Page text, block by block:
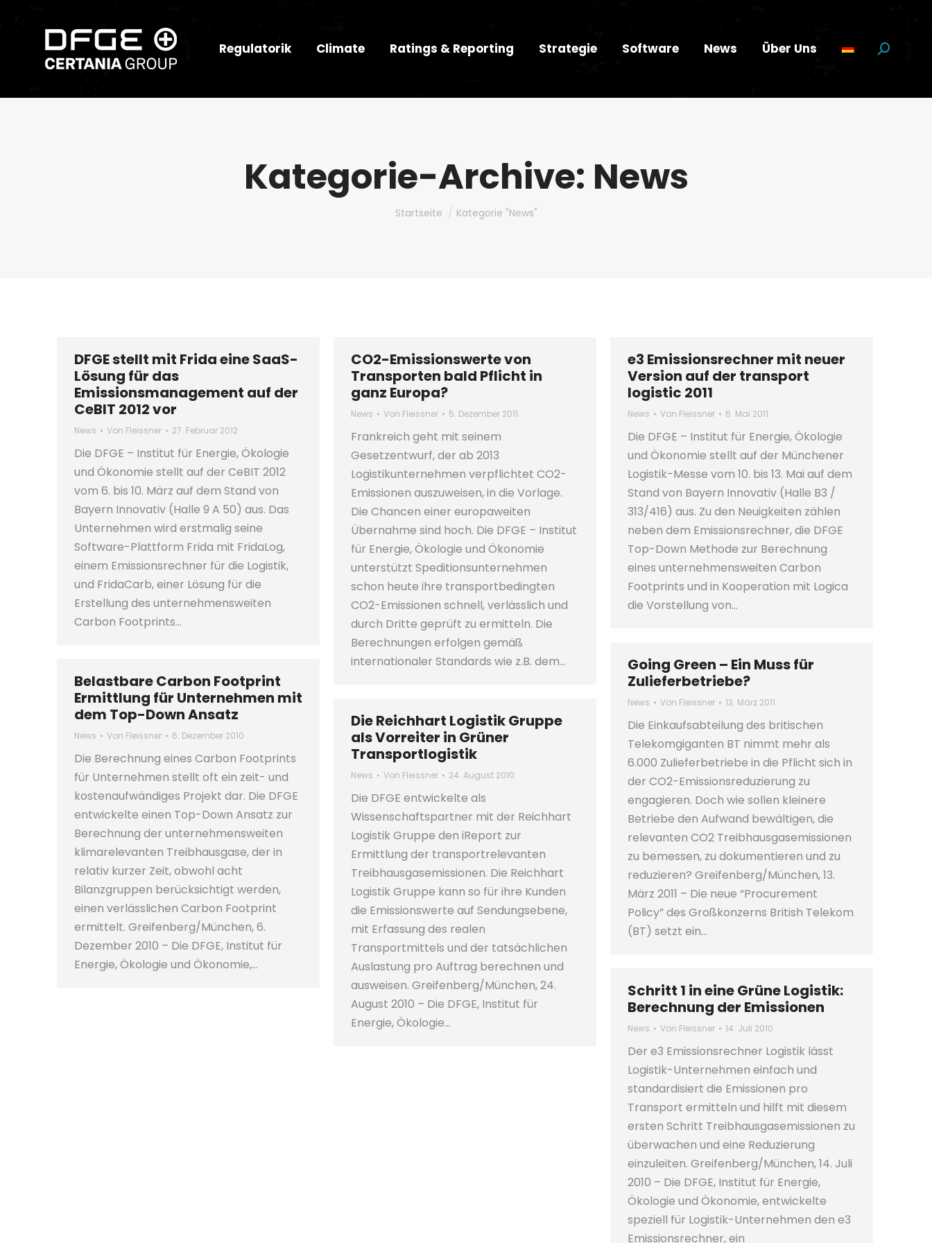
Regulatorik Climate Ratings & Reporting Strategie Software News Über Uns Suchen:
Kategorie-Archive: News
Du bist hier:
Startseite Kategorie "News"
DFGE stellt mit Frida eine SaaS-
Lösung für das
Emissionsmanagement auf der
CeBIT 2012 vor
News Von Fleissner 27. Februar 2012
Die DFGE – Institut für Energie, Ökologie
und Ökonomie stellt auf der CeBIT 2012
vom 6. bis 10. März auf dem Stand von
Bayern Innovativ (Halle 9 A 50) aus. Das
Unternehmen wird erstmalig seine
Software-Plattform Frida mit FridaLog,
einem Emissionsrechner für die Logistik,
und FridaCarb, einer Lösung für die
Erstellung des unternehmensweiten
Carbon Footprints…
CO2-Emissionswerte von
Transporten bald Pflicht in
ganz Europa?
News Von Fleissner 5. Dezember 2011
Frankreich geht mit seinem
Gesetzentwurf, der ab 2013
Logistikunternehmen verpflichtet CO2-
Emissionen auszuweisen, in die Vorlage.
Die Chancen einer europaweiten
Übernahme sind hoch. Die DFGE – Institut
für Energie, Ökologie und Ökonomie
unterstützt Speditionsunternehmen
schon heute ihre transportbedingten
CO2-Emissionen schnell, verlässlich und
durch Dritte geprüft zu ermitteln. Die
Berechnungen erfolgen gemäß
internationaler Standards wie z.B. dem…
e3 Emissionsrechner mit neuer
Version auf der transport
logistic 2011
News Von Fleissner 6. Mai 2011
Die DFGE – Institut für Energie, Ökologie
und Ökonomie stellt auf der Münchener
Logistik-Messe vom 10. bis 13. Mai auf dem
Stand von Bayern Innovativ (Halle B3 /
313/416) aus. Zu den Neuigkeiten zählen
neben dem Emissionsrechner, die DFGE
Top-Down Methode zur Berechnung
eines unternehmensweiten Carbon
Footprints und in Kooperation mit Logica
die Vorstellung von…
Going Green – Ein Muss für
Zulieferbetriebe?
News Von Fleissner 13. März 2011
Die Einkaufsabteilung des britischen
Telekomgiganten BT nimmt mehr als
6.000 Zulieferbetriebe in die Pflicht sich in
der CO2-Emissionsreduzierung zu
engagieren. Doch wie sollen kleinere
Betriebe den Aufwand bewältigen, die
relevanten CO2 Treibhausgasemissionen
zu bemessen, zu dokumentieren und zu
reduzieren? Greifenberg/München, 13.
März 2011 – Die neue “Procurement
Policy” des Großkonzerns British Telekom
(BT) setzt ein…
Belastbare Carbon Footprint
Ermittlung für Unternehmen mit
dem Top-Down Ansatz
News Von Fleissner 6. Dezember 2010
Die Berechnung eines Carbon Footprints
für Unternehmen stellt oft ein zeit- und
kostenaufwändiges Projekt dar. Die DFGE
entwickelte einen Top-Down Ansatz zur
Berechnung der unternehmensweiten
klimarelevanten Treibhausgase, der in
relativ kurzer Zeit, obwohl acht
Bilanzgruppen berücksichtigt werden,
einen verlässlichen Carbon Footprint
ermittelt. Greifenberg/München, 6.
Dezember 2010 – Die DFGE, Institut für
Energie, Ökologie und Ökonomie,…
Die Reichhart Logistik Gruppe
als Vorreiter in Grüner
Transportlogistik
News Von Fleissner 24. August 2010
Die DFGE entwickelte als
Wissenschaftspartner mit der Reichhart
Logistik Gruppe den iReport zur
Ermittlung der transportrelevanten
Treibhausgasemissionen. Die Reichhart
Logistik Gruppe kann so für ihre Kunden
die Emissionswerte auf Sendungsebene,
mit Erfassung des realen
Transportmittels und der tatsächlichen
Auslastung pro Auftrag berechnen und
ausweisen. Greifenberg/München, 24.
August 2010 – Die DFGE, Institut für
Energie, Ökologie…
Schritt 1 in eine Grüne Logistik:
Berechnung der Emissionen
News Von Fleissner 14. Juli 2010
Der e3 Emissionsrechner Logistik lässt
Logistik-Unternehmen einfach und
standardisiert die Emissionen pro
Transport ermitteln und hilft mit diesem
ersten Schritt Treibhausgasemissionen zu
überwachen und eine Reduzierung
einzuleiten. Greifenberg/München, 14. Juli
2010 – Die DFGE, Institut für Energie,
Ökologie und Ökonomie, entwickelte
speziell für Logistik-Unternehmen den e3
Emissionsrechner, ein